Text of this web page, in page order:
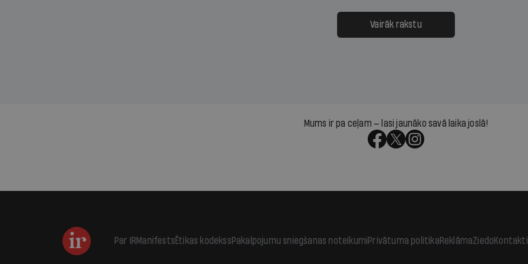
samaksāt augstos procentus,
kas jāpārskaita jau trīs dienas
pirms nākamās sapulces
uzcītīga darba, mammas
atbalsts un drosme
meteovērojumus arī tad,
Vairāk rakstu
Mums ir pa ceļam — lasi jaunāko savā laika joslā!
Par IRManifestsĒtikas kodekssPakalpojumu sniegšanas noteikumiPrivātuma politikaReklāmaZiedoKontakti